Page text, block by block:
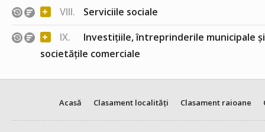
+ VIII. Serviciile sociale
+ IX.
Investițiile, întreprinderile municipale
societățile comerciale
Acasă Clasament localități Clasament raioane